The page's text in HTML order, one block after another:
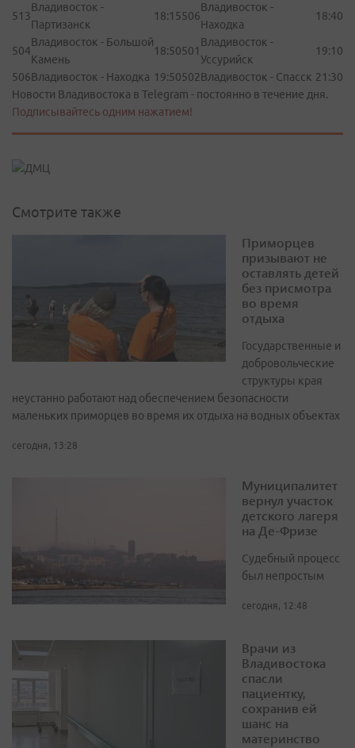
513
Владивосток -
Партизанск
18:15506
Владивосток -
Находка
18:40
504
Владивосток - Большой
Камень
18:50501
Владивосток -
Уссурийск
19:10
506Владивосток - Находка 19:50502Владивосток - Спасск 21:30
Новости Владивостока в Telegram - постоянно в течение дня.
Подписывайтесь одним нажатием!
Смотрите также
Приморцев
призывают не
оставлять детей
без присмотра
во время
отдыха
Государственные и
добровольческие
структуры края
неустанно работают над обеспечением безопасности
маленьких приморцев во время их отдыха на водных объектах
сегодня, 13:28
Муниципалитет
вернул участок
детского лагеря
на Де-Фризе
Судебный процесс
был непростым
сегодня, 12:48
Врачи из
Владивостока
спасли
пациентку,
сохранив ей
шанс на
материнство